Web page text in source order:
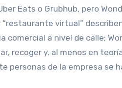
Eats o Grubhub, pero
virtual”
comercial a nivel de calle;
recoger y, al menos en
personas de la empresa se